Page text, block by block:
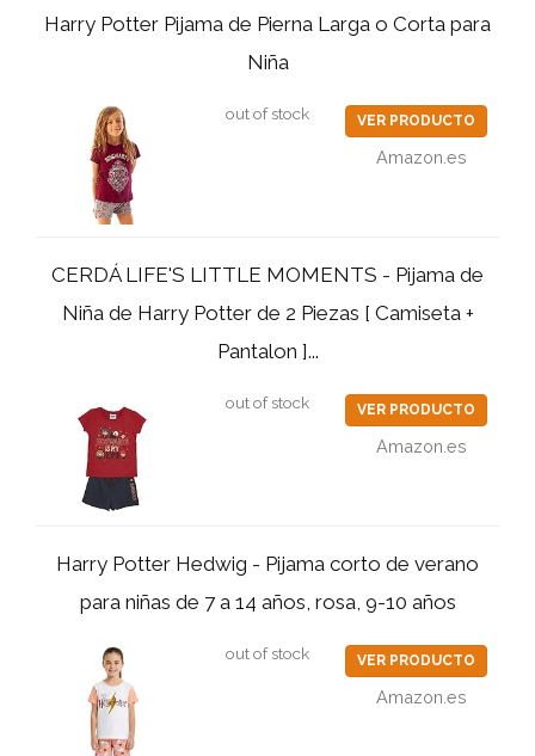
Harry Potter Pijama de Pierna Larga o Corta para
Niña
out of stock VER PRODUCTO
Amazon.es
CERDÁ LIFE'S LITTLE MOMENTS - Pijama de
Niña de Harry Potter de 2 Piezas [ Camiseta +
Pantalon ]...
out of stock VER PRODUCTO
Amazon.es
Harry Potter Hedwig - Pijama corto de verano
para niñas de 7 a 14 años, rosa, 9-10 años
out of stock VER PRODUCTO
Amazon.es